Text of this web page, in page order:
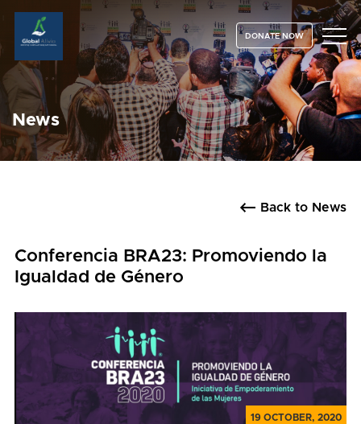
DONATE NOW
News
Back to News
Conferencia BRA23: Promoviendo la
Igualdad de Género
19 OCTOBER, 2020